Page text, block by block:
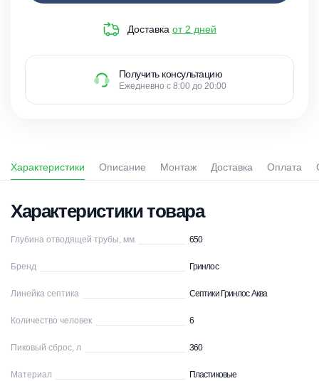
Доставка от 2 дней
Получить консультацию
Ежедневно с 8:00 до 20:00
Характеристики Описание Монтаж Доставка Оплата
Характеристики товара
Глубина отводящей трубы, мм 650
Бренд Гринлос
Линейка септика Септики Гринлос Аква
Количество человек 6
Пиковый сброс, л 360
Материал Пластиковые